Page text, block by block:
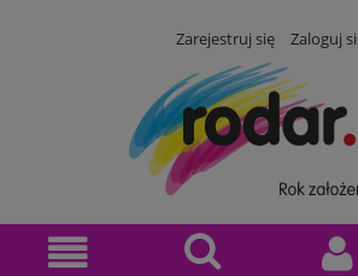
Zarejestruj się Zaloguj